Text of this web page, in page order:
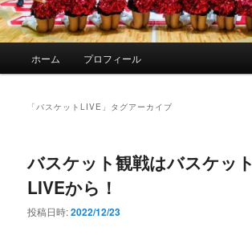
ホーム プロフィール
「 バスケットLIVE 」タグアーカイブ
バスケット観戦はバスケット
LIVEから！
投稿日時:2022/12/23